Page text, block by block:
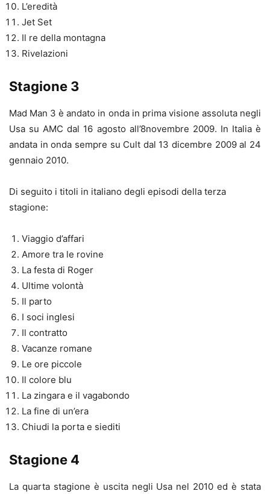
L’eredità
Jet Set
Il re della montagna
Rivelazioni
Stagione 3
Mad Man 3 è andato in onda in prima visione assoluta negli
Usa su AMC dal 16 agosto all’8novembre 2009. In Italia è
andata in onda sempre su Cult dal 13 dicembre 2009 al 24
gennaio 2010.
Di seguito i titoli in italiano degli episodi della terza
stagione:
Viaggio d’affari
Amore tra le rovine
La festa di Roger
Ultime volontà
Il parto
I soci inglesi
Il contratto
Vacanze romane
Le ore piccole
Il colore blu
La zingara e il vagabondo
La fine di un’era
Chiudi la porta e siediti
Stagione 4
La quarta stagione è uscita negli Usa nel 2010 ed è stata